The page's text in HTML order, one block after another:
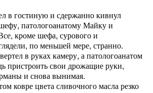
в гостиную и сдержанно кивнул
патологоанатому Майку и
кроме шефа, сурового и
по меньшей мере, странно.
в руках камеру, а патологоанатом
пристроить свои дрожащие руки,
и снова вынимая.
ковре цвета сливочного масла резко